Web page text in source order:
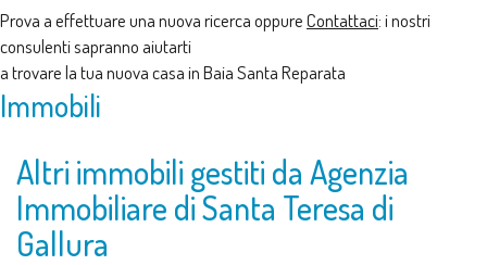
Prova a effettuare una nuova ricerca oppureContattaci: i nostri
consulenti sapranno aiutarti
a trovare la tua nuova casa in Baia Santa Reparata
Immobili
Altri immobili gestiti da Agenzia
Immobiliare di Santa Teresa di
Gallura